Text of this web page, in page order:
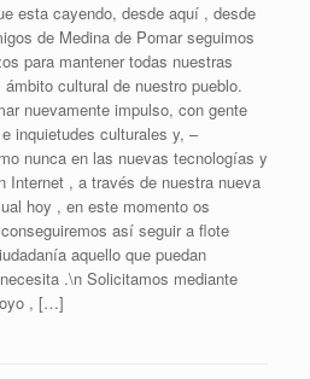
esta cayendo, desde aquí , desde
de Medina de Pomar seguimos
para mantener todas nuestras
cultural de nuestro pueblo.
nuevamente impulso, con gente
inquietudes culturales y, –
nunca en las nuevas tecnologías y
Internet , a través de nuestra nueva
hoy , en este momento os
así seguir a flote
aquello que puedan
.\n Solicitamos mediante
, […]